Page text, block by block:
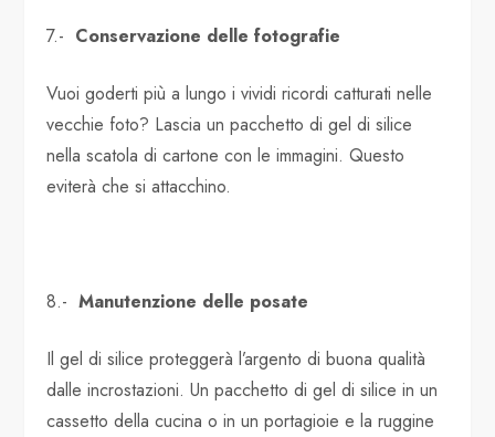
7.- Conservazione delle fotografie
Vuoi goderti più a lungo i vividi ricordi catturati nelle
vecchie foto? Lascia un pacchetto di gel di silice
nella scatola di cartone con le immagini. Questo
eviterà che si attacchino.
8.-Manutenzione delle posate
Il gel di silice proteggerà l’argento di buona qualità
dalle incrostazioni. Un pacchetto di gel di silice in un
cassetto della cucina o in un portagioie e la ruggine